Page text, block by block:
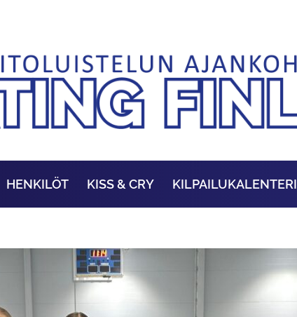
HENKILÖT KISS & CRY KILPAILUKALENTERI